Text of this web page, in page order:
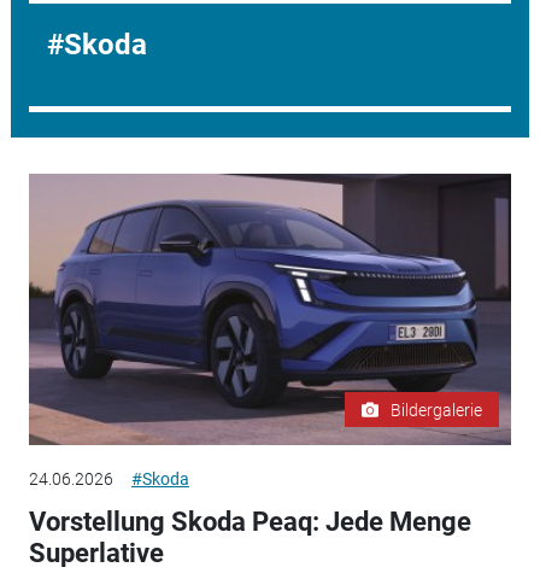
Skoda
Bildergalerie
24.06.2026 #Skoda
Vorstellung Skoda Peaq: Jede Menge
Superlative